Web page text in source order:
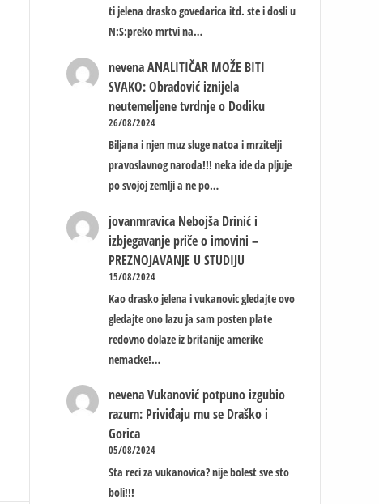
ti jelena drasko govedarica itd. ste i dosli u
N:S:preko mrtvi na…
nevena ANALITIČAR MOŽE BITI
SVAKO: Obradović iznijela
neutemeljene tvrdnje o Dodiku
26/08/2024
Biljana i njen muz sluge natoa i mrzitelji
pravoslavnog naroda!!! neka ide da pljuje
po svojoj zemlji a ne po…
jovanmravica Nebojša Drinić i
izbjegavanje priče o imovini –
PREZNOJAVANJE U STUDIJU
15/08/2024
Kao drasko jelena i vukanovic gledajte ovo
gledajte ono lazu ja sam posten plate
redovno dolaze iz britanije amerike
nemacke!…
nevena Vukanović potpuno izgubio
razum: Priviđaju mu se Draško i
Gorica
05/08/2024
Sta reci za vukanovica? nije bolest sve sto
boli!!!